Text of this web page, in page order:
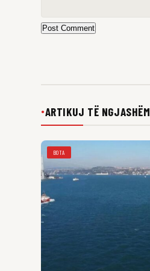
Post Comment
●ARTIKUJ TË NGJASHËM
BOTA